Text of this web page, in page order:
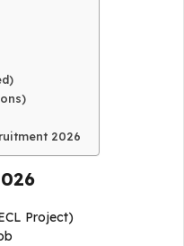
2026
Project)